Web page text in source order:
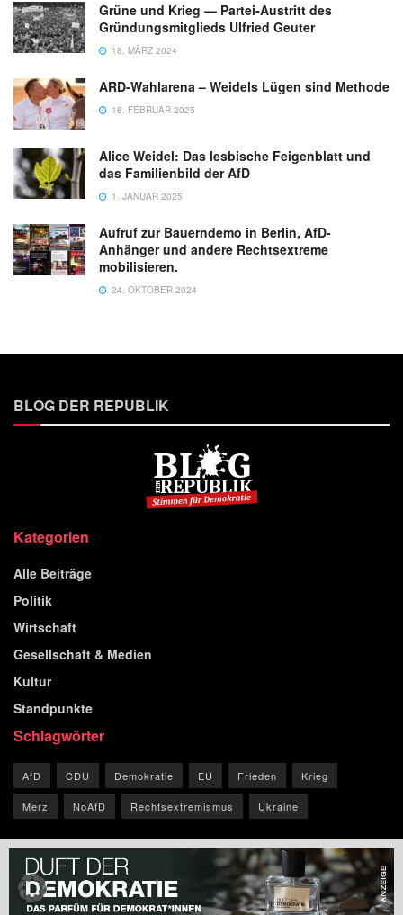
Grüne und Krieg — Partei-Austritt des
Gründungsmitglieds Ulfried Geuter
18. MÄRZ 2024
ARD-Wahlarena – Weidels Lügen sind Methode
18. FEBRUAR 2025
Alice Weidel: Das lesbische Feigenblatt und
das Familienbild der AfD
1. JANUAR 2025
Aufruf zur Bauerndemo in Berlin, AfD-
Anhänger und andere Rechtsextreme
mobilisieren.
24. OKTOBER 2024
BLOG DER REPUBLIK
Kategorien
Alle Beiträge
Politik
Wirtschaft
Gesellschaft & Medien
Kultur
Standpunkte
Schlagwörter
AfD CDU Demokratie EU Frieden Krieg
Merz NoAfD Rechtsextremismus Ukraine
© 2026 Blog der Republik.